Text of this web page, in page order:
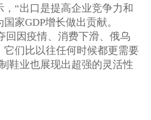
“出口是提高企业竞争力和
国家GDP增长做出贡献。
回因疫情、消费下滑、俄乌
们比以往任何时候都更需要
鞋业也展现出超强的灵活性